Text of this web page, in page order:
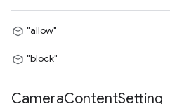
"allow"
"block"
CameraContentSetting